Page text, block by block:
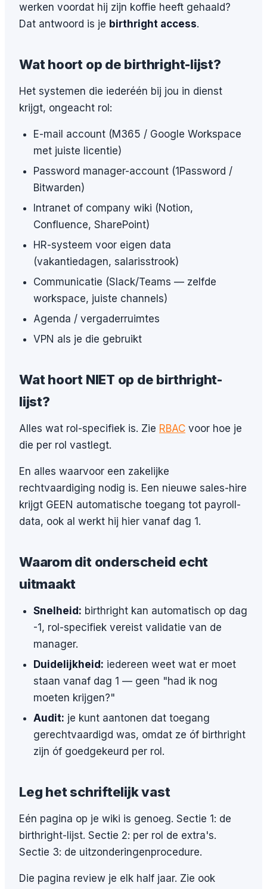
werken voordat hij zijn koffie heeft gehaald?
Dat antwoord is je birthright access.
Wat hoort op de birthright-lijst?
Het systemen die iederéén bij jou in dienst
krijgt, ongeacht rol:
E-mail account (M365 / Google Workspace
met juiste licentie)
Password manager-account (1Password /
Bitwarden)
Intranet of company wiki (Notion,
Confluence, SharePoint)
HR-systeem voor eigen data
(vakantiedagen, salarisstrook)
Communicatie (Slack/Teams — zelfde
workspace, juiste channels)
Agenda / vergaderruimtes
VPN als je die gebruikt
Wat hoort NIET op de birthright-
lijst?
Alles wat rol-specifiek is. Zie RBAC voor hoe je
die per rol vastlegt.
En alles waarvoor een zakelijke
rechtvaardiging nodig is. Een nieuwe sales-hire
krijgt GEEN automatische toegang tot payroll-
data, ook al werkt hij hier vanaf dag 1.
Waarom dit onderscheid echt
uitmaakt
Snelheid: birthright kan automatisch op dag
-1, rol-specifiek vereist validatie van de
manager.
Duidelijkheid: iedereen weet wat er moet
staan vanaf dag 1 — geen "had ik nog
moeten krijgen?"
Audit: je kunt aantonen dat toegang
gerechtvaardigd was, omdat ze óf birthright
zijn óf goedgekeurd per rol.
Leg het schriftelijk vast
Eén pagina op je wiki is genoeg. Sectie 1: de
birthright-lijst. Sectie 2: per rol de extra's.
Sectie 3: de uitzonderingenprocedure.
Die pagina review je elk half jaar. Zie ook